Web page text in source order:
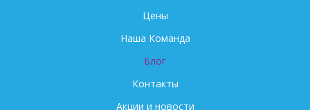
Цены
Наша Команда
Блог
Контакты
Акции и новости